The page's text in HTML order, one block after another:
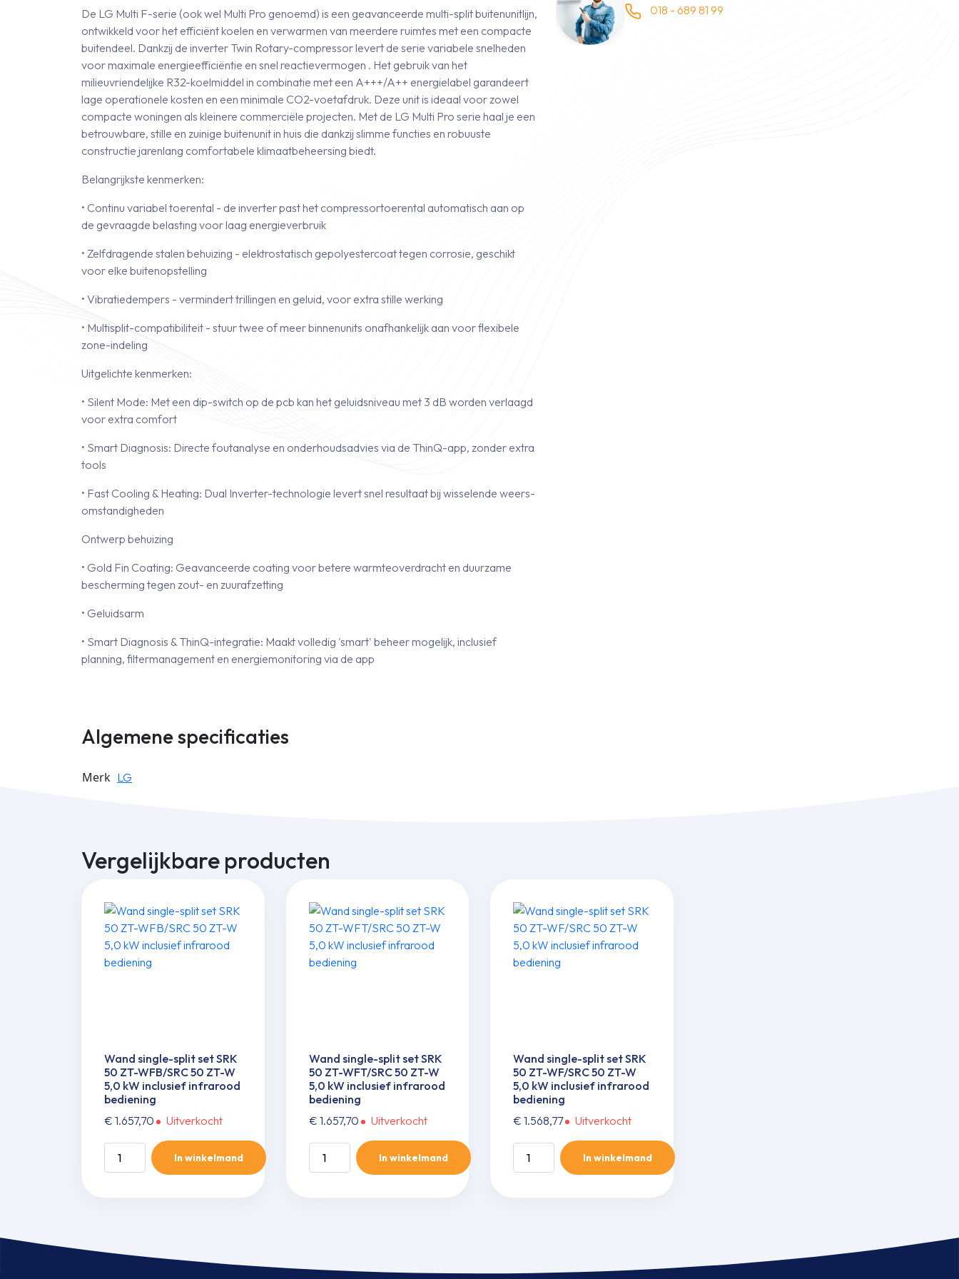
De LG Multi F-serie (ook wel Multi Pro genoemd) is een geavanceerde multi-split buitenunitlijn,
ontwikkeld voor het efficiënt koelen en verwarmen van meerdere ruimtes met een compacte
buitendeel. Dankzij de inverter Twin Rotary-compressor levert de serie variabele snelheden
voor maximale energie­efficiëntie en snel reactievermogen . Het gebruik van het
milieuvriendelijke R32-koelmiddel in combinatie met een A+++/A++ energielabel garandeert
lage operationele kosten en een minimale CO2-voetafdruk. Deze unit is ideaal voor zowel
compacte woningen als kleinere commerciële projecten. Met de LG Multi Pro serie haal je een
betrouwbare, stille en zuinige buitenunit in huis die dankzij slimme functies en robuuste
constructie jarenlang comfortabele klimaatbeheersing biedt.
Belangrijkste kenmerken:
• Continu variabel toerental - de inverter past het compressortoerental automatisch aan op
de gevraagde belasting voor laag energieverbruik
• Zelfdragende stalen behuizing - elektrostatisch gepolyestercoat tegen corrosie, geschikt
voor elke buitenopstelling
• Vibratiedempers - vermindert trillingen en geluid, voor extra stille werking
• Multisplit-compatibiliteit - stuur twee of meer binnenunits onafhankelijk aan voor flexibele
zone-indeling
Uitgelichte kenmerken:
• Silent Mode: Met een dip-switch op de pcb kan het geluidsniveau met 3 dB worden verlaagd
voor extra comfort
• Smart Diagnosis: Directe foutanalyse en onderhoudsadvies via de ThinQ-app, zonder extra
tools
• Fast Cooling & Heating: Dual Inverter-technologie levert snel resultaat bij wisselende weers­
omstandigheden
Ontwerp behuizing
• Gold Fin Coating: Geavanceerde coating voor betere warmteoverdracht en duurzame
bescherming tegen zout- en zuurafzetting
• Geluidsarm
• Smart Diagnosis & ThinQ-integratie: Maakt volledig 'smart' beheer mogelijk, inclusief
planning, filter­management en energie­monitoring via de app
Algemene specificaties
Merk LG
018 - 689 81 99
Vergelijkbare producten
Wand single-split set SRK
50 ZT-WFB/SRC 50 ZT-W
5,0 kW inclusief infrarood
bediening
€ 1.657,70 Uitverkocht
ZT-
In winkelmand
Wand single-split set SRK
50 ZT-WFT/SRC 50 ZT-W
5,0 kW inclusief infrarood
bediening
€ 1.657,70 Uitverkocht
WFT/SRC
In winkelmand
Wand single-split set SRK
50 ZT-WF/SRC 50 ZT-W
5,0 kW inclusief infrarood
bediening
€ 1.568,77 Uitverkocht
WF/SRC
In winkelmand